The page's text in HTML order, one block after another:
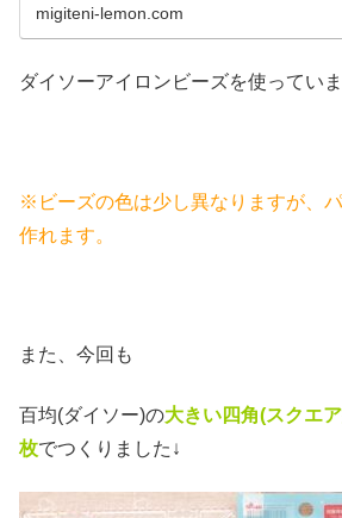
migiteni-lemon.com
ダイソーアイロンビーズを使っていま
※ビーズの色は少し異なりますが、
作れます。
また、今回も
百均(ダイソー)の大きい四角(スクエア
枚でつくりました↓